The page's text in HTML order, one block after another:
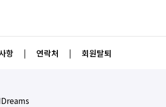
항 | 연락처 | 회원탈퇴